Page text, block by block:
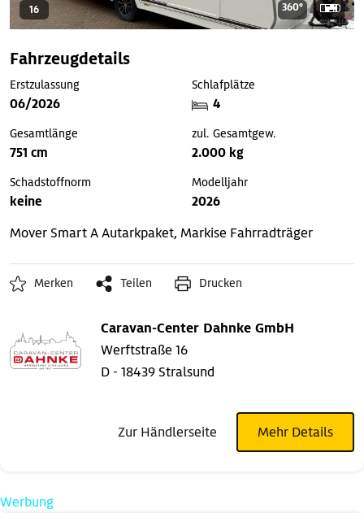
16 360°
Fahrzeugdetails
Erstzulassung
06/2026
Schlafplätze
4
Gesamtlänge
751 cm
zul. Gesamtgew.
2.000 kg
Schadstoffnorm
keine
Modelljahr
2026
Mover Smart AAutarkpaket, Markise Fahrradträger
Merken Teilen Drucken
Caravan-Center Dahnke GmbH
Werftstraße 16
D - 18439 Stralsund
Zur Händlerseite Mehr Details
Werbung